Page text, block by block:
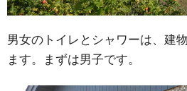
男女のトイレとシャワーは、建
ます。まずは男子です。